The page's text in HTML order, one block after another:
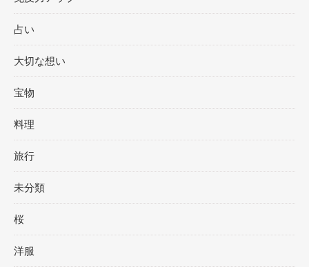
占い
大切な想い
宝物
料理
旅行
未分類
桜
洋服